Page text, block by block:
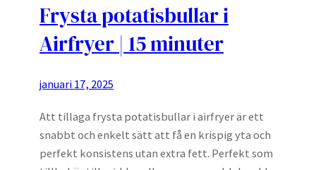
Frysta potatisbullar i
Airfryer | 15 minuter
januari 17, 2025
Att tillaga frysta potatisbullar i airfryer är ett
snabbt och enkelt sätt att få en krispig yta och
perfekt konsistens utan extra fett. Perfekt som